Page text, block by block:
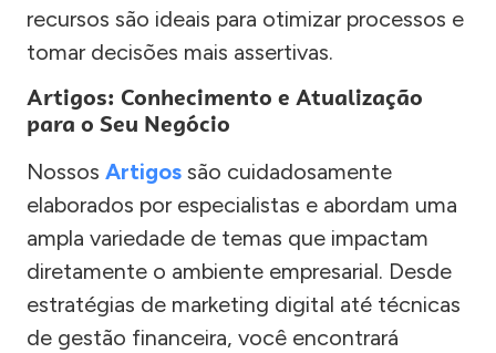
recursos são ideais para otimizar processos e
tomar decisões mais assertivas.
Artigos: Conhecimento e Atualização
para o Seu Negócio
Nossos Artigos são cuidadosamente
elaborados por especialistas e abordam uma
ampla variedade de temas que impactam
diretamente o ambiente empresarial. Desde
estratégias de marketing digital até técnicas
de gestão financeira, você encontrará